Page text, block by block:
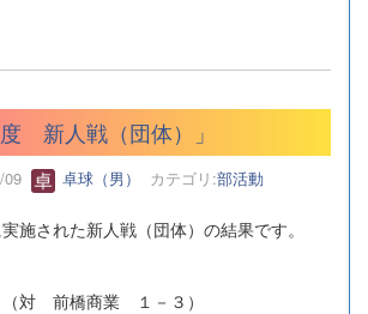
度 新人戦（団体）」
09 卓球（男） カテゴリ:部活動
施された新人戦（団体）の結果です。
対 前橋商業 １－３）